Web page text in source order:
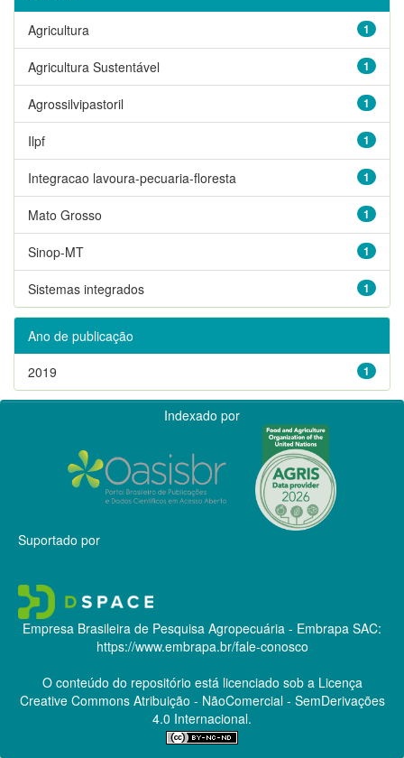
1
Agricultura
1
Agricultura Sustentável
1
Agrossilvipastoril
1
Ilpf
1
Integracao lavoura-pecuaria-floresta
1
Mato Grosso
1
Sinop-MT
1
Sistemas integrados
Ano de publicação
1
2019
Indexado por
Suportado por
Empresa Brasileira de Pesquisa Agropecuária - Embrapa SAC:
https://www.embrapa.br/fale-conosco
O conteúdo do repositório está licenciado sob a Licença
Creative CommonsAtribuição - NãoComercial - SemDerivações
4.0 Internacional.